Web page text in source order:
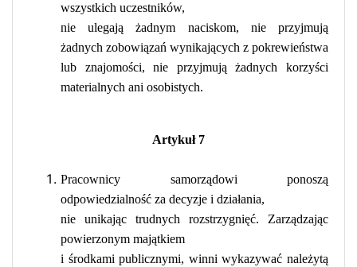
wszystkich uczestników,
nie ulegają żadnym naciskom, nie przyjmują
żadnych zobowiązań wynikających z pokrewieństwa
lub znajomości, nie przyjmują żadnych korzyści
materialnych ani osobistych.
Artykuł 7
Pracownicy samorządowi ponoszą
odpowiedzialność za decyzje i działania,
nie unikając trudnych rozstrzygnięć. Zarządzając
powierzonym majątkiem
i środkami publicznymi, winni wykazywać należytą